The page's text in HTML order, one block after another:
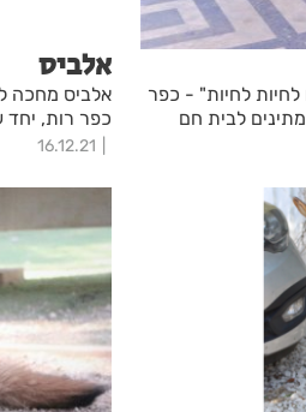
לחיות" - כפר
לבית חם
אלביס
אלביס מחכה
כפר רות, יחד
16.12.21